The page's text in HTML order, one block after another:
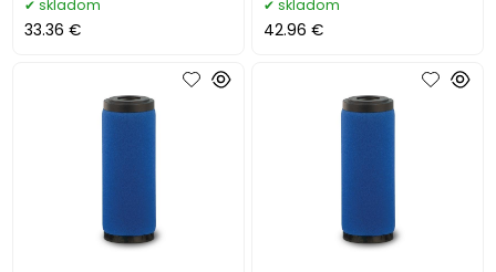
skladom
33.36 €
skladom
42.96 €